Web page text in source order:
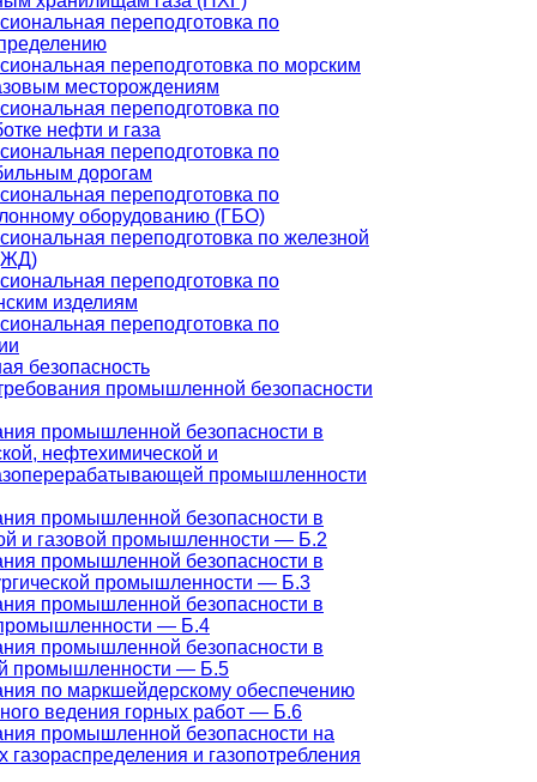
переподготовка по
переподготовка по морским
месторождениям
переподготовка по
нефти и газа
переподготовка по
дорогам
переподготовка по
оборудованию (ГБО)
переподготовка по железной
переподготовка по
изделиям
переподготовка по
безопасность
промышленной безопасности
промышленной безопасности в
нефтехимической и
промышленности
промышленной безопасности в
и газовой промышленности — Б.2
промышленной безопасности в
промышленности — Б.3
промышленной безопасности в
— Б.4
промышленной безопасности в
промышленности — Б.5
по маркшейдерскому обеспечению
ведения горных работ — Б.6
промышленной безопасности на
газораспределения и газопотребления